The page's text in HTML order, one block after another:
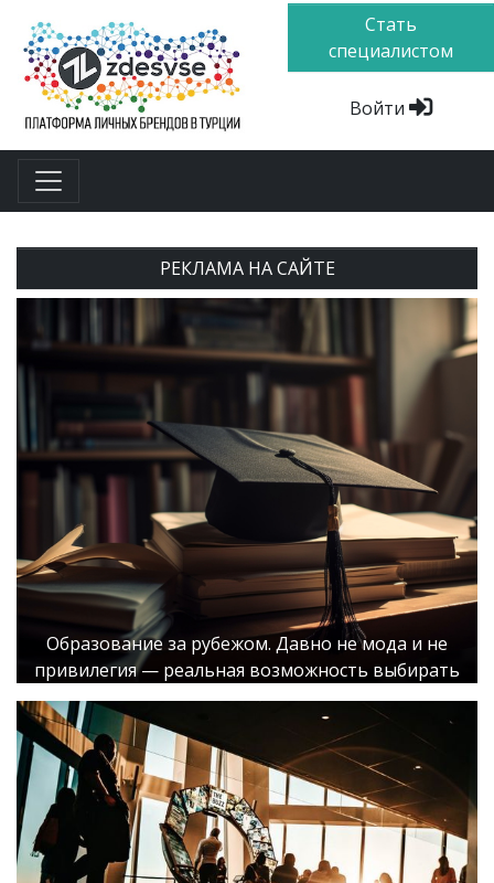
Стать
специалистом
Войти
РЕКЛАМА НА САЙТЕ
Образование за рубежом. Давно не мода и не
привилегия — реальная возможность выбирать